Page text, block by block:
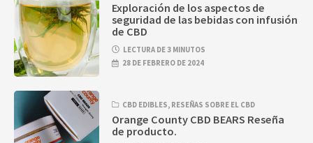
Exploración de los aspectos de
seguridad de las bebidas con infusión
de CBD
LECTURA DE 3 MINUTOS
28 DE FEBRERO DE 2024
CBD EDIBLES, RESEÑAS SOBRE EL CBD
Orange County CBD BEARS Reseña
de producto.